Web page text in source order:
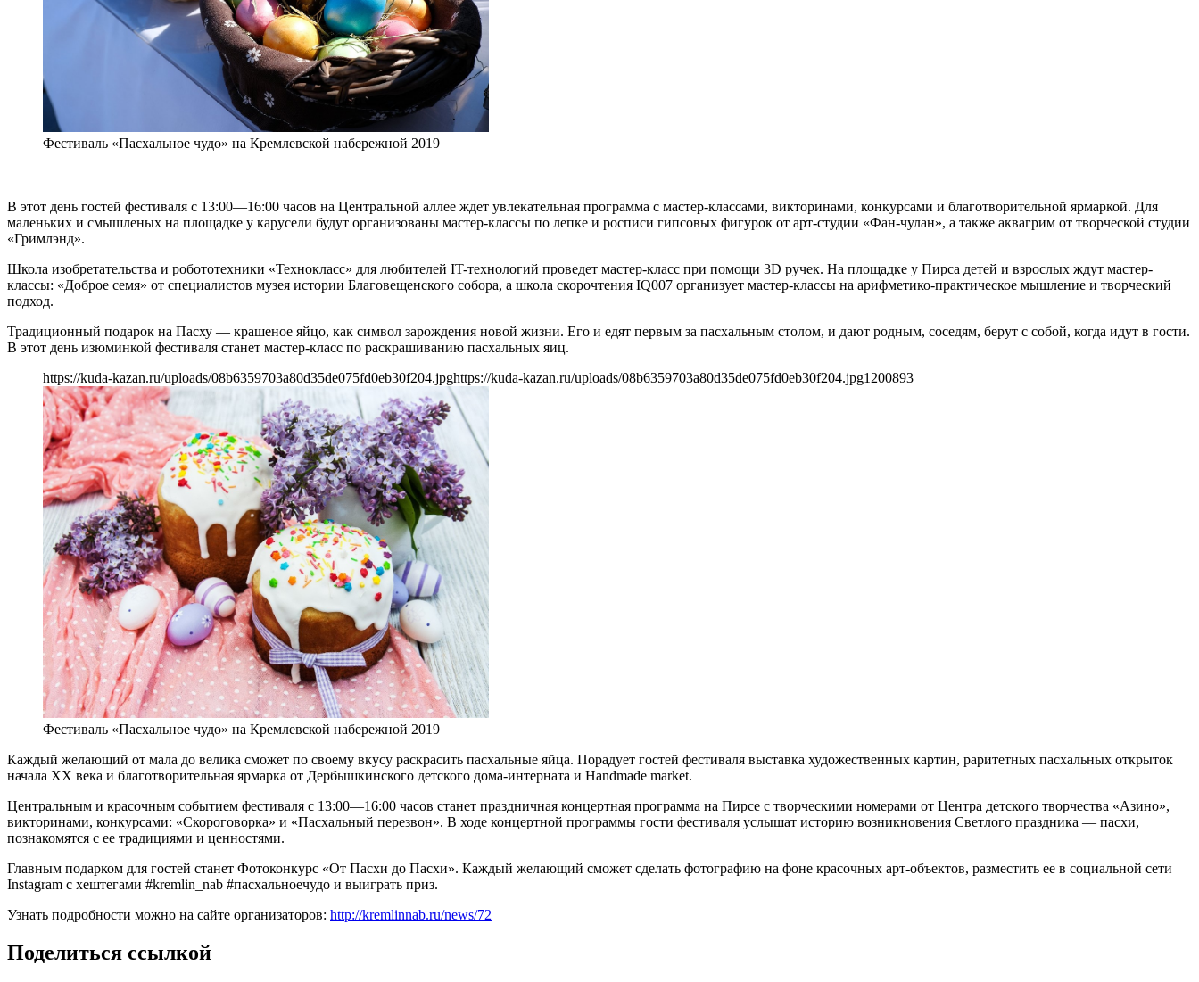
Фестиваль «Пасхальное чудо» на Кремлевской набережной 2019
В этот день гостей фестиваля c 13:00—16:00 часов на Центральной аллее ждет увлекательная программа с мастер-классами, викторинами, конкурсами и благотворительной ярмаркой. Для
маленьких и смышленых на площадке у карусели будут организованы мастер-классы по лепке и росписи гипсовых фигурок от арт-студии «Фан-чулан», а также аквагрим от творческой студии
«Гримлэнд».
Школа изобретательства и робототехники «Технокласс» для любителей IT-технологий проведет мастер-класс при помощи 3D ручек. На площадке у Пирса детей и взрослых ждут мастер-
классы: «Доброе семя» от специалистов музея истории Благовещенского собора, а школа скорочтения IQ007 организует мастер-классы на арифметико-практическое мышление и творческий
подход.
Традиционный подарок на Пасху — крашеное яйцо, как символ зарождения новой жизни. Его и едят первым за пасхальным столом, и дают родным, соседям, берут с собой, когда идут в гости.
В этот день изюминкой фестиваля станет мастер-класс по раскрашиванию пасхальных яиц.
https://kuda-kazan.ru/uploads/08b6359703a80d35de075fd0eb30f204.jpghttps://kuda-kazan.ru/uploads/08b6359703a80d35de075fd0eb30f204.jpg1200893
Фестиваль «Пасхальное чудо» на Кремлевской набережной 2019
Каждый желающий от мала до велика сможет по своему вкусу раскрасить пасхальные яйца. Порадует гостей фестиваля выставка художественных картин, раритетных пасхальных открыток
начала XX века и благотворительная ярмарка от Дербышкинского детского дома-интерната и Handmade market.
Центральным и красочным событием фестиваля c 13:00—16:00 часов станет праздничная концертная программа на Пирсе с творческими номерами от Центра детского творчества «Азино»,
викторинами, конкурсами: «Скороговорка» и «Пасхальный перезвон». В ходе концертной программы гости фестиваля услышат историю возникновения Светлого праздника — пасхи,
познакомятся с ее традициями и ценностями.
Главным подарком для гостей станет Фотоконкурс «От Пасхи до Пасхи». Каждый желающий сможет сделать фотографию на фоне красочных арт-объектов, разместить ее в социальной сети
Instagram c хештегами #kremlin_nab #пасхальноечудо и выиграть приз.
Узнать подробности можно на сайте организаторов: http://kremlinnab.ru/news/72
Поделиться ссылкой